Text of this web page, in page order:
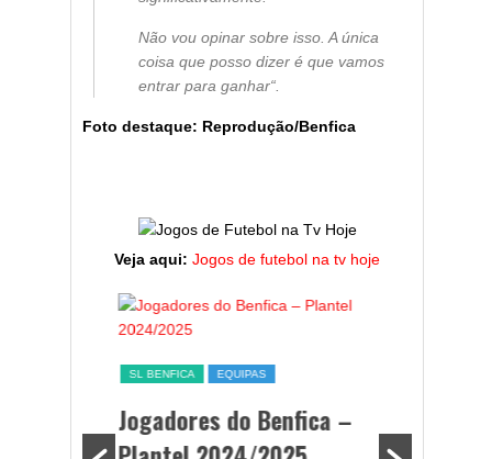
Não vou opinar sobre isso. A única
coisa que posso dizer é que vamos
entrar para ganhar“.
Foto destaque: Reprodução/Benfica
Veja aqui: Jogos de futebol na tv hoje
SL BENFICA EQUIPAS
Jogadores do Benfica –